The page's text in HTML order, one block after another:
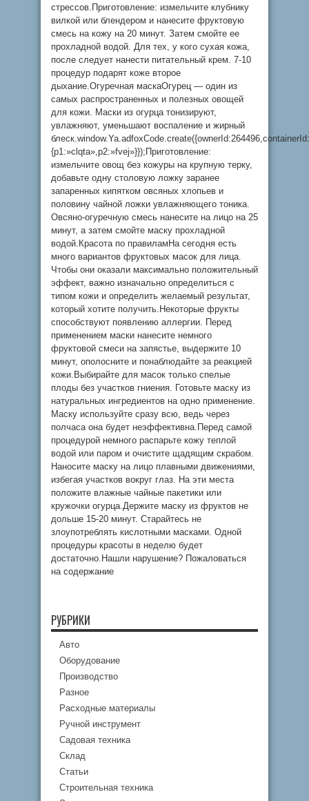
стрессов.Приготовление: измельчите клубнику
вилкой или блендером и нанесите фруктовую
смесь на кожу на 20 минут. Затем смойте ее
прохладной водой. Для тех, у кого сухая кожа,
после следует нанести питательный крем. 7-10
процедур подарят коже второе
дыхание.Огуречная маскаОгурец — один из
самых распространенных и полезных овощей
для кожи. Маски из огурца тонизируют,
увлажняют, уменьшают воспаление и жирный
{p1:»clqta»,p2:»fvej»}});Приготовление:
измельчите овощ без кожуры на крупную терку,
добавьте одну столовую ложку заранее
запаренных кипятком овсяных хлопьев и
половину чайной ложки увлажняющего тоника.
Овсяно-огуречную смесь нанесите на лицо на 25
минут, а затем смойте маску прохладной
водой.Красота по правиламНа сегодня есть
много вариантов фруктовых масок для лица.
Чтобы они оказали максимально положительный
эффект, важно изначально определиться с
типом кожи и определить желаемый результат,
который хотите получить.Некоторые фрукты
способствуют появлению аллергии. Перед
применением маски нанесите немного
фруктовой смеси на запястье, выдержите 10
минут, ополосните и понаблюдайте за реакцией
кожи.Выбирайте для масок только спелые
плоды без участков гниения. Готовьте маску из
натуральных ингредиентов на одно применение.
Маску используйте сразу всю, ведь через
полчаса она будет неэффективна.Перед самой
процедурой немного распарьте кожу теплой
водой или паром и очистите щадящим скрабом.
Наносите маску на лицо плавными движениями,
избегая участков вокруг глаз. На эти места
положите влажные чайные пакетики или
кружочки огурца.Держите маску из фруктов не
дольше 15-20 минут. Старайтесь не
злоупотреблять кислотными масками. Одной
процедуры красоты в неделю будет
достаточно.Нашли нарушение? Пожаловаться
на содержание
РУБРИКИ
Авто
Оборудование
Производство
Разное
Расходные материалы
Ручной инструмент
Садовая техника
Склад
Статьи
Строительная техника